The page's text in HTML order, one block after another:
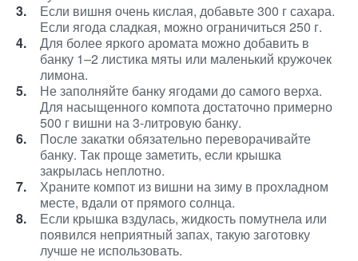
Если вишня очень кислая, добавьте 300 г сахара.
Если ягода сладкая, можно ограничиться 250 г.
Для более яркого аромата можно добавить в
банку 1–2 листика мяты или маленький кружочек
лимона.
Не заполняйте банку ягодами до самого верха.
Для насыщенного компота достаточно примерно
500 г вишни на 3-литровую банку.
После закатки обязательно переворачивайте
банку. Так проще заметить, если крышка
закрылась неплотно.
Храните компот из вишни на зиму в прохладном
месте, вдали от прямого солнца.
Если крышка вздулась, жидкость помутнела или
появился неприятный запах, такую заготовку
лучше не использовать.